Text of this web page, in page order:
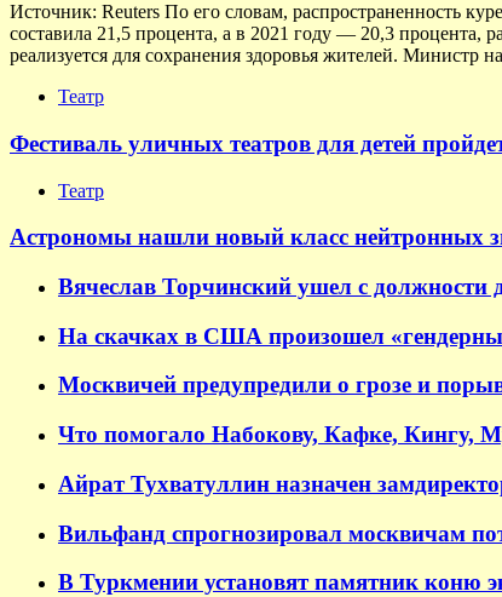
Источник: Reuters По его словам, распространенность
составила 21,5 процента, а в 2021 году — 20,3 процента,
реализуется для сохранения здоровья жителей.
Театр
Фестиваль уличных театров для детей
Театр
Астрономы нашли новый класс нейтронных
Вячеслав Торчинский ушел с должности
На скачках в США произошел
Москвичей предупредили о грозе и
Что помогало Набокову, Кафке, Кингу,
Айрат Тухватуллин назначен
Вильфанд спрогнозировал москвичам
В Туркмении установят памятник коню